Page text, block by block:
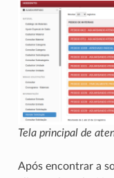
Tela principal de
Após encontrar a